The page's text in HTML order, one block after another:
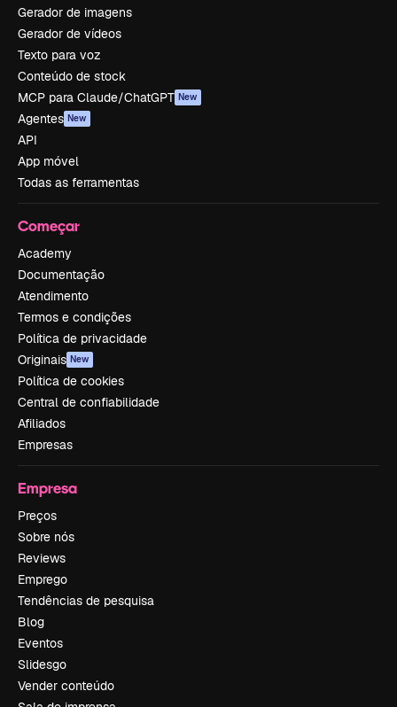
Gerador de imagens
Gerador de vídeos
Texto para voz
Conteúdo de stock
MCP para Claude/ChatGPT New
Agentes New
API
App móvel
Todas as ferramentas
Começar
Academy
Documentação
Atendimento
Termos e condições
Política de privacidade
Originais New
Política de cookies
Central de confiabilidade
Afiliados
Empresas
Empresa
Preços
Sobre nós
Reviews
Emprego
Tendências de pesquisa
Blog
Eventos
Slidesgo
Vender conteúdo